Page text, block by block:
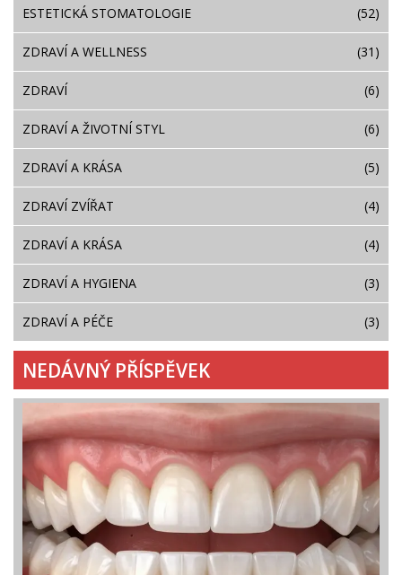
ESTETICKÁ STOMATOLOGIE (52)
ZDRAVÍ A WELLNESS (31)
ZDRAVÍ (6)
ZDRAVÍ A ŽIVOTNÍ STYL (6)
ZDRAVÍ A KRÁSA (5)
ZDRAVÍ ZVÍŘAT (4)
ZDRAVÍ A KRÁSA (4)
ZDRAVÍ A HYGIENA (3)
ZDRAVÍ A PÉČE (3)
NEDÁVNÝ PŘÍSPĚVEK